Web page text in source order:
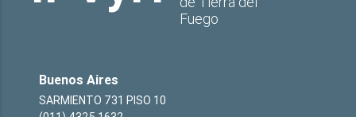
Fuego
Buenos Aires
SARMIENTO 731 PISO 10